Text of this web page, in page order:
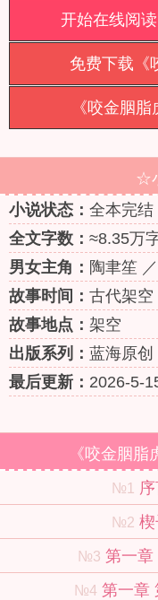
开始在线阅
免费下载《
《咬金胭
☆
小说状态： 全本完结
全文字数： ≈8.35万
男女主角： 陶聿笙
故事时间： 古代架空
故事地点： 架空
出版系列： 蓝海原创
最后更新： 2026-5-
《咬金胭
№1
№2
№3 第一章
№4 第一章